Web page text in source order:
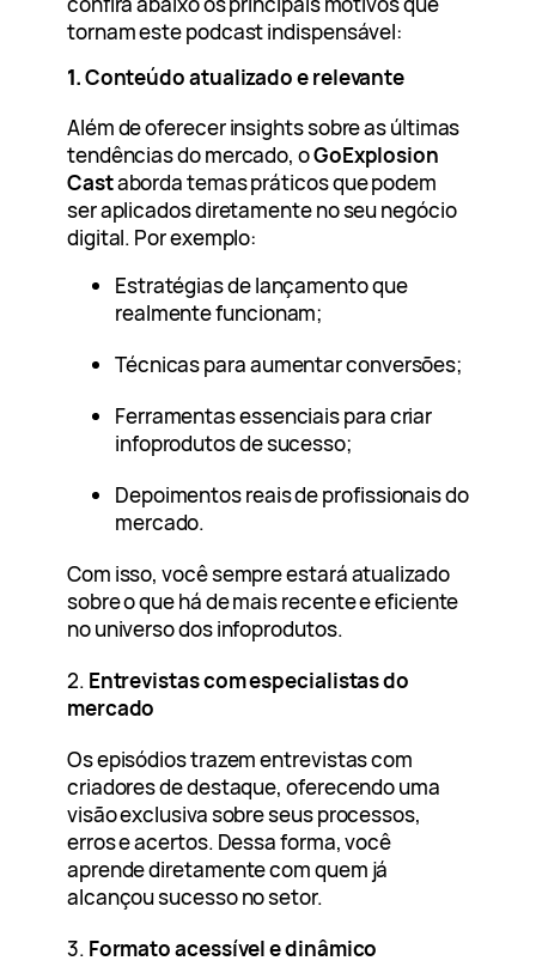
tornam este podcast indispensável:
1.Conteúdo atualizado e relevante
Além de oferecer insights sobre as últimas
tendências do mercado, oGoExplosion
Castaborda temas práticos que podem
ser aplicados diretamente no seu negócio
digital. Por exemplo:
Estratégias de lançamento que
realmente funcionam;
Técnicas para aumentar conversões;
Ferramentas essenciais para criar
infoprodutos de sucesso;
Depoimentos reais de profissionais do
mercado.
Com isso, você sempre estará atualizado
sobre o que há de mais recente e eficiente
no universo dos infoprodutos.
2. Entrevistas com especialistas do
mercado
Os episódios trazem entrevistas com
criadores de destaque, oferecendo uma
visão exclusiva sobre seus processos,
erros e acertos. Dessa forma, você
aprende diretamente com quem já
alcançou sucesso no setor.
3. Formato acessível e dinâmico